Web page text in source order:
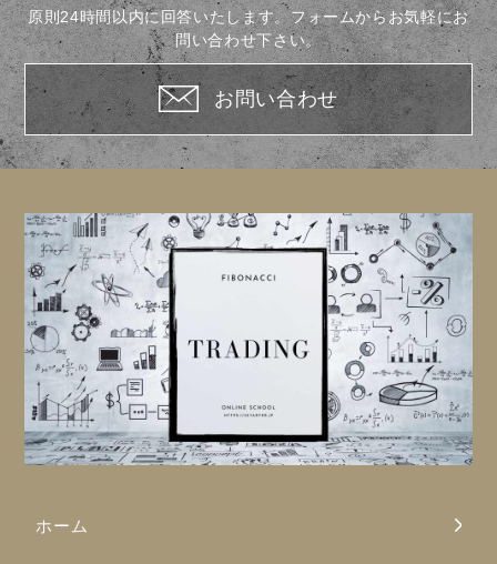
るパ
ター
ン）
原則24時間以内に回答いたします。フォームからお気軽にお
問い合わせ下さい。
お問い合わせ
ホーム